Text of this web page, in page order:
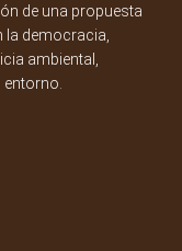
de una propuesta
la democracia,
ambiental,
entorno.